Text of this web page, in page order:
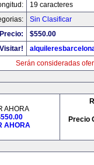
19 caracteres
Sin Clasificar
Precio:
$550.00
Visitar!
Serán consideradas
AHORA
550.00
AHORA
Precio